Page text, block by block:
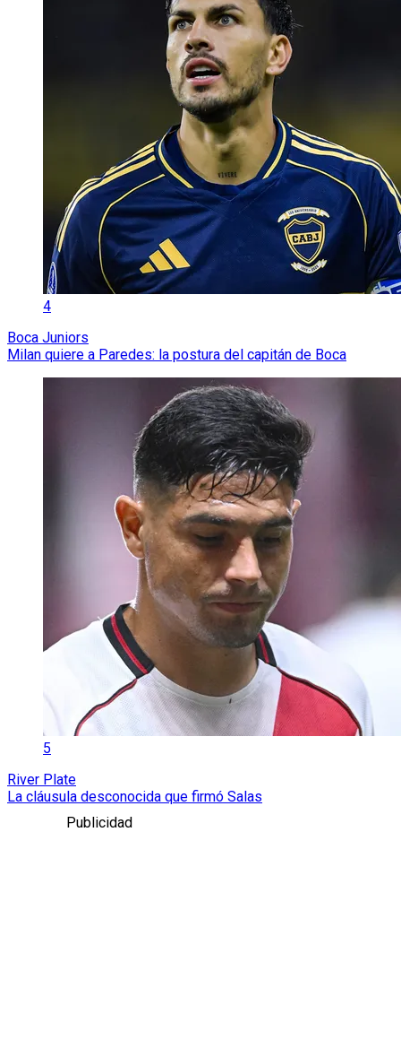
4
Boca Juniors
Milan quiere a Paredes: la postura del capitán de Boca
5
River Plate
La cláusula desconocida que firmó Salas
Publicidad